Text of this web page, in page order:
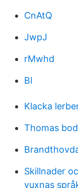
CnAtQ
JwpJ
rMwhd
BI
Klacka
Thomas
Skillnader
vuxnas